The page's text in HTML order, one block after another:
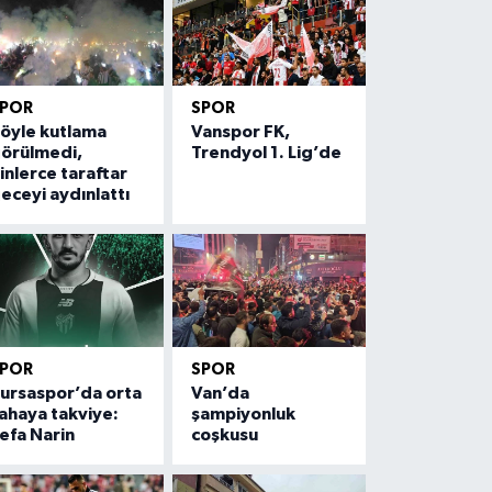
destekli projeyle Eskişehir’de
kutlama
taraftar
aydınlattı
SPOR
Vanspor FK,
Trendyol 1. Lig’de
orta
takviye:
Narin
SPOR
Van’da
şampiyonluk
coşkusu